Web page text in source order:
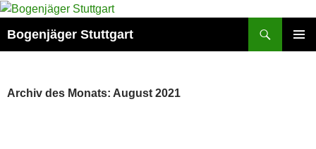
Zum
springen
Bogenjäger Stuttgart
Archiv des Monats: August 2021